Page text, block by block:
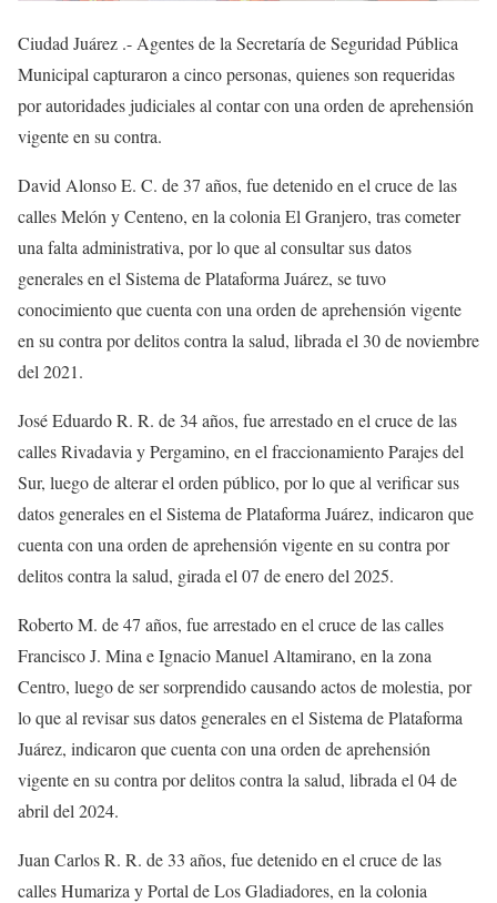
Ciudad Juárez .- Agentes de la Secretaría de Seguridad Pública
Municipal capturaron a cinco personas, quienes son requeridas
por autoridades judiciales al contar con una orden de aprehensión
vigente en su contra.
David Alonso E. C. de 37 años, fue detenido en el cruce de las
calles Melón y Centeno, en la colonia El Granjero, tras cometer
una falta administrativa, por lo que al consultar sus datos
generales en el Sistema de Plataforma Juárez, se tuvo
conocimiento que cuenta con una orden de aprehensión vigente
en su contra por delitos contra la salud, librada el 30 de noviembre
del 2021.
José Eduardo R. R. de 34 años, fue arrestado en el cruce de las
calles Rivadavia y Pergamino, en el fraccionamiento Parajes del
Sur, luego de alterar el orden público, por lo que al verificar sus
datos generales en el Sistema de Plataforma Juárez, indicaron que
cuenta con una orden de aprehensión vigente en su contra por
delitos contra la salud, girada el 07 de enero del 2025.
Roberto M. de 47 años, fue arrestado en el cruce de las calles
Francisco J. Mina e Ignacio Manuel Altamirano, en la zona
Centro, luego de ser sorprendido causando actos de molestia, por
lo que al revisar sus datos generales en el Sistema de Plataforma
Juárez, indicaron que cuenta con una orden de aprehensión
vigente en su contra por delitos contra la salud, librada el 04 de
abril del 2024.
Juan Carlos R. R. de 33 años, fue detenido en el cruce de las
calles Humariza y Portal de Los Gladiadores, en la colonia